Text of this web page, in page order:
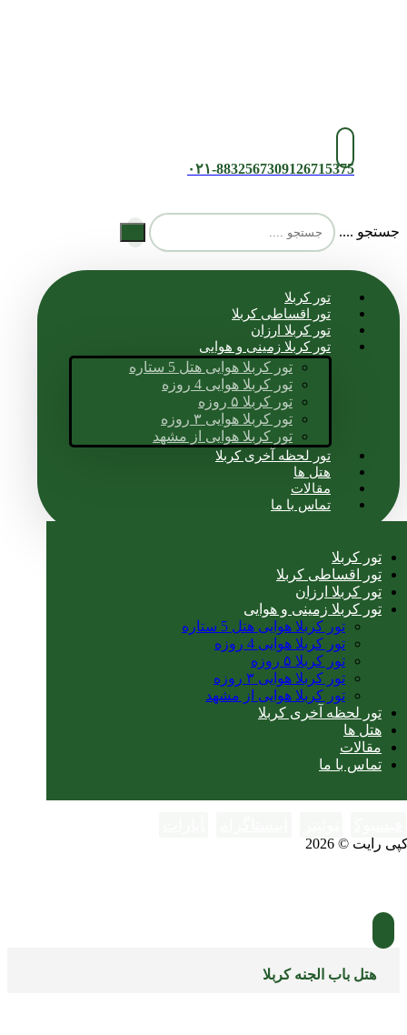
۰۲۱-8832567309126715375
جستجو ....
تور کربلا
تور اقساطی کربلا
تور کربلا ارزان
تور کربلا زمینی و هوایی
تور کربلا هوایی هتل 5 ستاره
تور کربلا هوایی 4 روزه
تور کربلا ۵ روزه
تور کربلا هوایی ۳ روزه
تور کربلا هوایی از مشهد
تور لحظه آخری کربلا
هتل ها
مقالات
تماس با ما
تور کربلا
تور اقساطی کربلا
تور کربلا ارزان
تور کربلا زمینی و هوایی
تور کربلا هوایی هتل 5 ستاره
تور کربلا هوایی 4 روزه
تور کربلا ۵ روزه
تور کربلا هوایی ۳ روزه
تور کربلا هوایی از مشهد
تور لحظه آخری کربلا
هتل ها
مقالات
تماس با ما
رایت © 2026
هتل باب الجنه کربلا